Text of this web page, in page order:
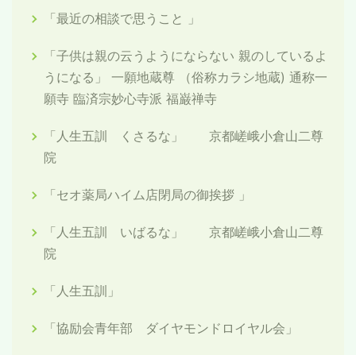
「最近の相談で思うこと 」
「子供は親の云うようにならない 親のしているよ
うになる」 一願地蔵尊 （俗称カラシ地蔵) 通称一
願寺 臨済宗妙心寺派 福巌禅寺
「人生五訓 くさるな」 京都嵯峨小倉山二尊
院
「セオ薬局ハイム店閉局の御挨拶 」
「人生五訓 いばるな」 京都嵯峨小倉山二尊
院
「人生五訓」
「協励会青年部 ダイヤモンドロイヤル会」